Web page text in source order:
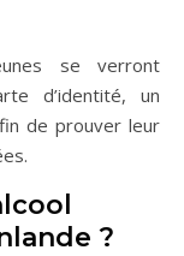
se verront
d’identité, un
de prouver leur
?